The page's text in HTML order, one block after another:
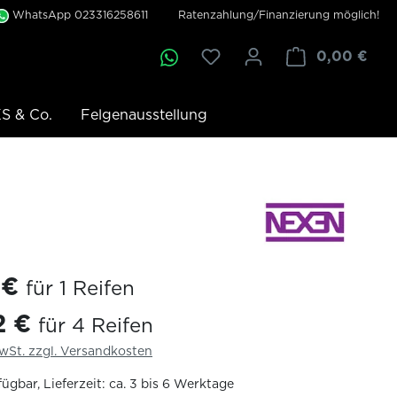
WhatsApp 023316258611 Ratenzahlung/Finanzierung möglich!
0,00 €
& Co. Felgenausstellung
für 1 Reifen
€ für 4 Reifen
zzgl. Versandkosten
Lieferzeit: ca. 3 bis 6 Werktage